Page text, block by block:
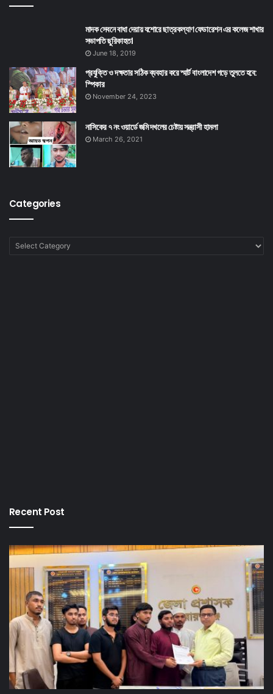
মাদক সেবনে বাধা দেয়ায় যশোরে ছাত্রকল্যাণ ফেডারেশন এর কলেজ শাখার
সভাপতি ছুরিকাহত।
June 18, 2019
প্রযুক্তি ও দক্ষতার সঠিক ব্যবহার করে স্মার্ট বাংলাদেশ গড়ে তুলতে হবে:
স্পিকার
November 24, 2023
নাসিকের ৭ নং ওয়ার্ডে জমি দখলের চেষ্টায় সন্ত্রাসী হামলা
March 26, 2021
Categories
Categories
Recent Post